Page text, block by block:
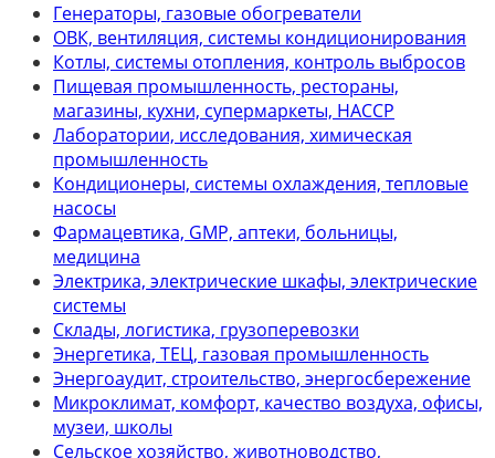
Генераторы, газовые обогреватели
ОВК, вентиляция, системы кондиционирования
Котлы, системы отопления, контроль выбросов
Пищевая промышленность, рестораны,
магазины, кухни, супермаркеты, НАССР
Лаборатории, исследования, химическая
промышленность
Кондиционеры, системы охлаждения, тепловые
насосы
Фармацевтика, GMP, аптеки, больницы,
медицина
Электрика, электрические шкафы, электрические
системы
Склады, логистика, грузоперевозки
Энергетика, ТЕЦ, газовая промышленность
Энергоаудит, строительство, энергосбережение
Микроклимат, комфорт, качество воздуха, офисы,
музеи, школы
Сельское хозяйство, животноводство,